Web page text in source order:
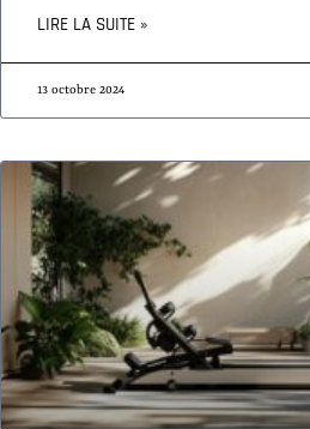
LIRE LA SUITE »
13 octobre 2024